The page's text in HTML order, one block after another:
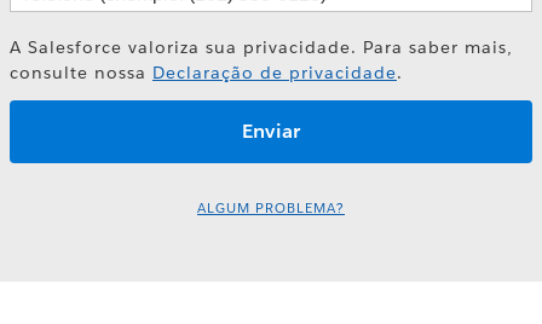
A Salesforce valoriza sua privacidade. Para saber mais,
consulte nossa Declaração de privacidade.
ALGUM PROBLEMA?